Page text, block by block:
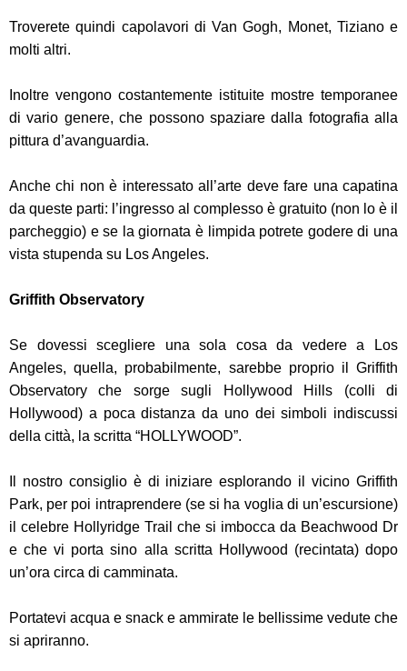
Troverete quindi capolavori di Van Gogh, Monet, Tiziano e
molti altri.
Inoltre vengono costantemente istituite mostre temporanee
di vario genere, che possono spaziare dalla fotografia alla
pittura d’avanguardia.
Anche chi non è interessato all’arte deve fare una capatina
da queste parti: l’ingresso al complesso è gratuito (non lo è il
parcheggio) e se la giornata è limpida potrete godere di una
vista stupenda su Los Angeles.
Griffith Observatory
Se dovessi scegliere una sola cosa da vedere a Los
Angeles, quella, probabilmente, sarebbe proprio il Griffith
Observatory che sorge sugli Hollywood Hills (colli di
Hollywood) a poca distanza da uno dei simboli indiscussi
della città, la scritta “HOLLYWOOD”.
Il nostro consiglio è di iniziare esplorando il vicino Griffith
Park, per poi intraprendere (se si ha voglia di un’escursione)
il celebre Hollyridge Trail che si imbocca da Beachwood Dr
e che vi porta sino alla scritta Hollywood (recintata) dopo
un’ora circa di camminata.
Portatevi acqua e snack e ammirate le bellissime vedute che
si apriranno.